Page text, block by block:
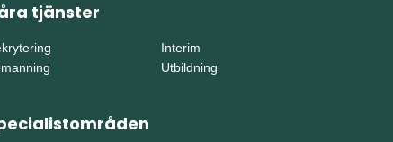
tjänster
Interim
Utbildning